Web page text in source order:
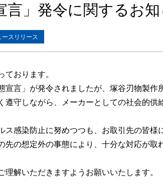
言」発令に関するお
ースリリース
おります。
宣言」が発令されましたが、塚谷刃物製作
遵守しながら、メーカーとしての社会的供
ス感染防止に努めつつも、お取引先の皆様
先の想定外の事態により、十分な対応が取
理解いただきますようお願いいたします。